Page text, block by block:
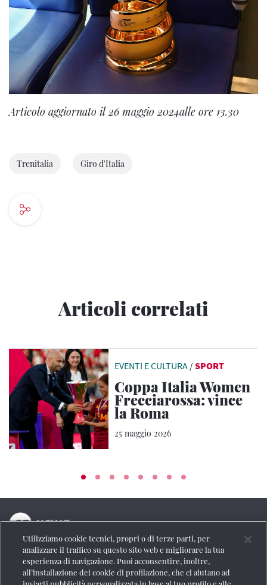
Articolo aggiornato il 26 maggio 2024alle ore 13.30
Trenitalia Giro d'Italia
Articoli correlati
EVENTI E CULTURA /SPORT
Coppa Italia Women
Frecciarossa: vince
la Roma
25 maggio 2026
La testata online del Gruppo FS Italiane
Social
Utilizziamo cookie tecnici, propri o di terze parti, per
analizzare il traffico su questo sito web e migliorare la tua
esperienza di navigazione. Puoi acconsentire, inoltre,
all’installazione dei cookie di profilazione, che ci aiutano ad